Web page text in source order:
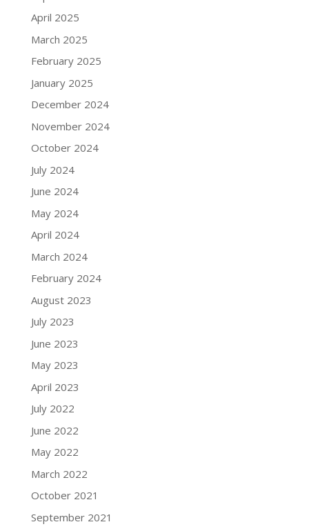
April 2025
March 2025
February 2025
January 2025
December 2024
November 2024
October 2024
July 2024
June 2024
May 2024
April 2024
March 2024
February 2024
August 2023
July 2023
June 2023
May 2023
April 2023
July 2022
June 2022
May 2022
March 2022
October 2021
September 2021